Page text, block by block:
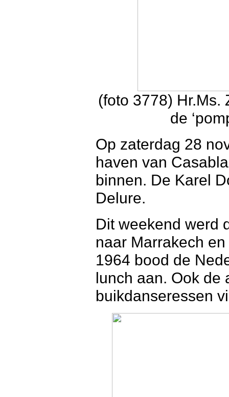
(foto 3778) Hr.Ms.
de
Op zaterdag 28
haven van
binnen. De Karel
Delure.
Dit weekend werd
naar Marrakech
1964 bood de
lunch aan. Ook de
buikdanseressen